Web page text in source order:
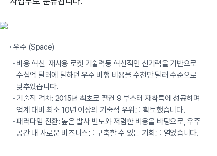
우주 (Space)
비용 혁신: 재사용 로켓 기술력등 혁신적인 신기력을 기반으로
수십억 달러에 달하던 우주 비행 비용을 수천만 달러 수준으로
낮추었습니다.
기술적 격차: 2015년 최초로 팰컨 9 부스터 재착륙에 성공하며
업계 대비 최소 10년 이상의 기술적 우위를 확보했습니다.
패러다임 전환: 높은 발사 빈도와 저렴한 비용을 바탕으로, 우주
공간 내 새로운 비즈니스를 구축할 수 있는 기회를 열었습니다.